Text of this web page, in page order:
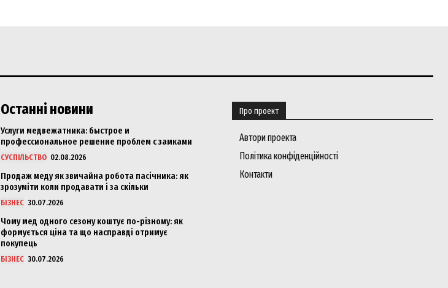
Останні новини
Услуги медвежатника: быстрое и
профессиональное решение проблем с замками
СУСПІЛЬСТВО 02.08.2026
Продаж меду як звичайна робота пасічника: як
зрозуміти коли продавати і за скільки
БІЗНЕС 30.07.2026
Чому мед одного сезону коштує по-різному: як
формується ціна та що насправді отримує
покупець
БІЗНЕС 30.07.2026
Про проект
Автори проекта
Політика конфіденційності
Контакти